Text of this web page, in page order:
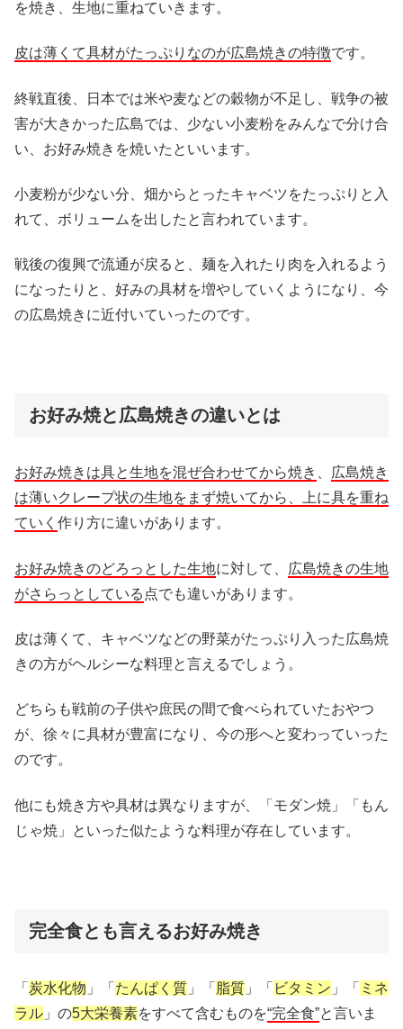
を焼き、生地に重ねていきます。
皮は薄くて具材がたっぷりなのが広島焼きの特徴です。
終戦直後、日本では米や麦などの穀物が不足し、戦争の被
害が大きかった広島では、少ない小麦粉をみんなで分け合
い、お好み焼きを焼いたといいます。
小麦粉が少ない分、畑からとったキャベツをたっぷりと入
れて、ボリュームを出したと言われています。
戦後の復興で流通が戻ると、麺を入れたり肉を入れるよう
になったりと、好みの具材を増やしていくようになり、今
の広島焼きに近付いていったのです。
お好み焼と広島焼きの違いとは
お好み焼きは具と生地を混ぜ合わせてから焼き
広島焼き
は薄いクレープ状の生地をまず焼いてから、上に具を重ね
ていく 作り方に違いがあります。
お好み焼きのどろっとした生地に対して、
広島焼きの生地
がさらっとしている 点でも違いがあります。
皮は薄くて、キャベツなどの野菜がたっぷり入った広島焼
きの方がヘルシーな料理と言えるでしょう。
どちらも戦前の子供や庶民の間で食べられていたおやつ
が、徐々に具材が豊富になり、今の形へと変わっていった
のです。
他にも焼き方や具材は異なりますが、「モダン焼」「もん
じゃ焼」といった似たような料理が存在しています。
完全食とも言えるお好み焼き
「 炭水化物 」「 たんぱく質 」「 脂質 」「 ビタミン 」「 ミネ
ラル 」の5大栄養素をすべて含むものを“完全食”と言いま